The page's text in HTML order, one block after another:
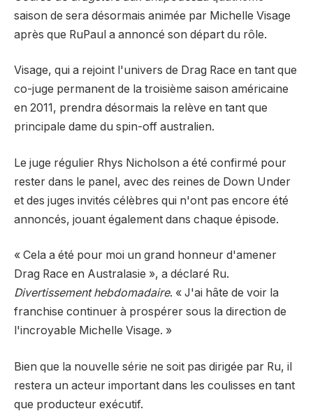
saison de sera désormais animée par Michelle Visage
après que RuPaul a annoncé son départ du rôle.
Visage, qui a rejoint l'univers de Drag Race en tant que
co-juge permanent de la troisième saison américaine
en 2011, prendra désormais la relève en tant que
principale dame du spin-off australien.
Le juge régulier Rhys Nicholson a été confirmé pour
rester dans le panel, avec des reines de Down Under
et des juges invités célèbres qui n'ont pas encore été
annoncés, jouant également dans chaque épisode.
« Cela a été pour moi un grand honneur d'amener
Drag Race en Australasie », a déclaré Ru.
Divertissement hebdomadaire. « J'ai hâte de voir la
franchise continuer à prospérer sous la direction de
l'incroyable Michelle Visage. »
Bien que la nouvelle série ne soit pas dirigée par Ru, il
restera un acteur important dans les coulisses en tant
que producteur exécutif.